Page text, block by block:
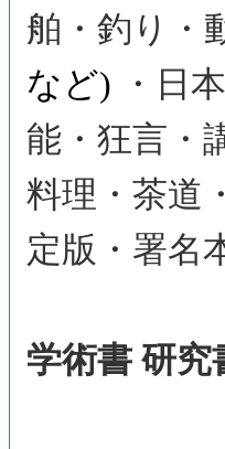
舶・釣り・
など)
・日
能・狂言・
料理・茶道
定版・署名
学術書 研究